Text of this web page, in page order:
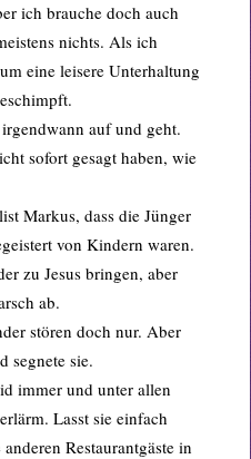
ich brauche doch auch
nichts. Als ich
eine leisere Unterhaltung
auf und geht.
sofort gesagt haben, wie
Markus, dass die Jünger
von Kindern waren.
zu Jesus bringen, aber
ab.
stören doch nur. Aber
segnete sie.
immer und unter allen
Lasst sie einfach
Restaurantgäste in